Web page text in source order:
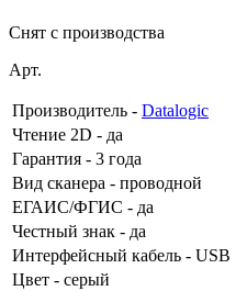
Снят с производства
Арт.
Производитель - Datalogic
Чтение 2D - да
Гарантия - 3 года
Вид сканера - проводной
ЕГАИС/ФГИС - да
Честный знак - да
Интерфейсный кабель - USB
Цвет - серый